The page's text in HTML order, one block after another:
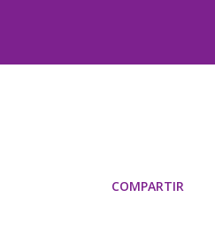
COMPARTIR